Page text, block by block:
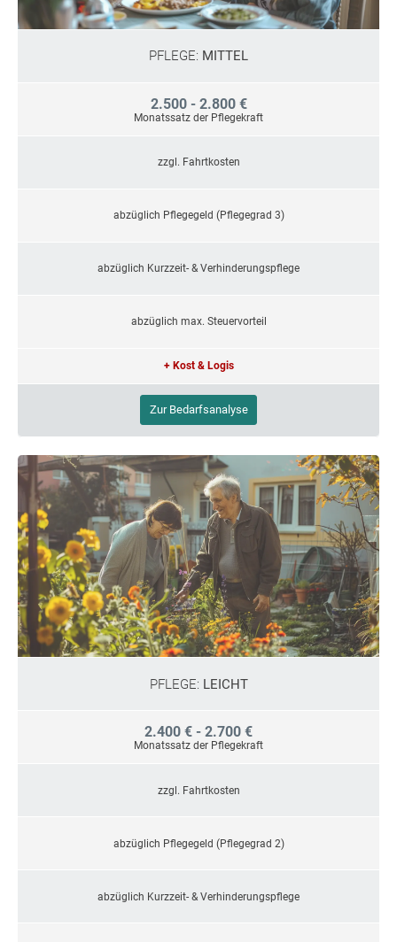
PFLEGE: MITTEL
2.500 - 2.800 €
Monatssatz der Pflegekraft
zzgl. Fahrtkosten
abzüglich Pflegegeld (Pflegegrad 3)
abzüglich Kurzzeit- & Verhinderungspflege
abzüglich max. Steuervorteil
+ Kost & Logis
Zur Bedarfsanalyse
PFLEGE: LEICHT
2.400 € - 2.700 €
Monatssatz der Pflegekraft
zzgl. Fahrtkosten
abzüglich Pflegegeld (Pflegegrad 2)
abzüglich Kurzzeit- & Verhinderungspflege